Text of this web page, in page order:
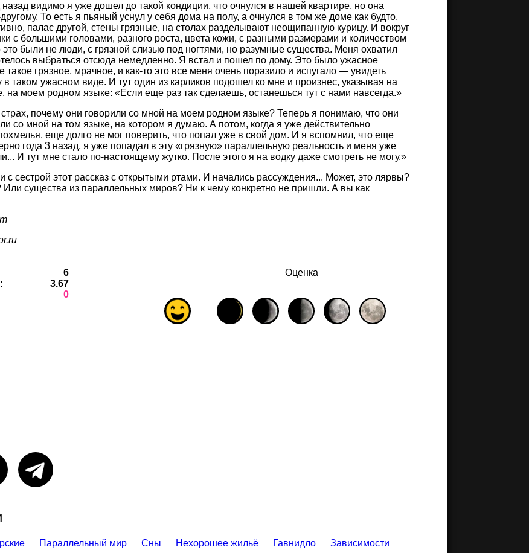
назад видимо я уже дошел до такой кондиции, что очнулся в нашей квартире, но она
То есть я пьяный уснул у себя дома на полу, а очнулся в том же доме как будто.
палас другой, стены грязные, на столах разделывают неощипанную курицу. И вокруг
с большими головами, разного роста, цвета кожи, с разными размерами и количеством
это были не люди, с грязной слизью под ногтями, но разумные существа. Меня охватил
выбраться отсюда немедленно. Я встал и пошел по дому. Это было ужасное
грязное, мрачное, и как-то это все меня очень поразило и испугало — увидеть
в таком ужасном виде. И тут один из карликов подошел ко мне и произнес, указывая на
на моем родном языке:
Если еще раз так сделаешь, останешься тут с нами навсегда.
почему они говорили со мной на моем родном языке? Теперь я понимаю, что они
со мной на том языке, на котором я думаю. А потом, когда я уже действительно
еще долго не мог поверить, что попал уже в свой дом. И я вспомнил, что еще
года 3 назад, я уже попадал в эту «грязную» параллельную реальность и меня уже
И тут мне стало по-настоящему жутко. После этого я на водку даже смотреть не могу.»
сестрой этот рассказ с открытыми ртами. И начались рассуждения... Может, это лярвы?
существа из параллельных миров? Ни к чему конкретно не пришли. А вы как
6
3.67
0
Оценка
Параллельный мир Сны Нехорошее жильё Гавнидло Зависимости